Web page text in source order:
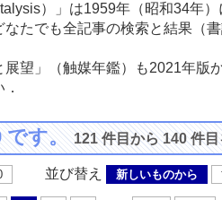
）」は1959年（昭和34年
なたでも全記事の検索と結果（
展望」（触媒年鑑）も2021年
です。121 件目から 140 件
並び替え 新しいものから